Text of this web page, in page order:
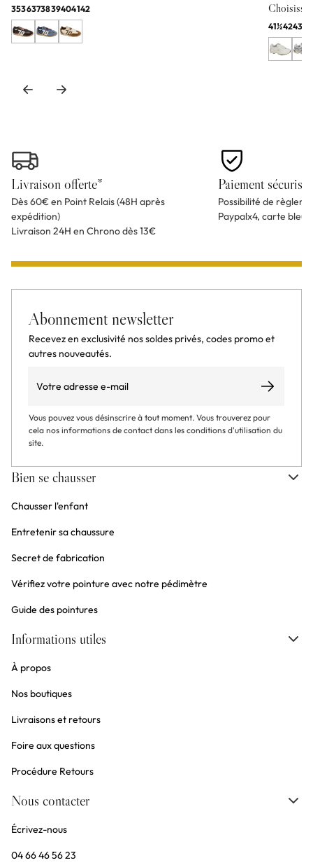
3536373839404142
41½4243
Livraison offerte*
Dès 60€ en Point Relais (48H après
expédition)
Livraison 24H en Chrono dès 13€
Paiement sécurisé
Possibilité de
Paypalx4, carte
Abonnement newsletter
Recevez en exclusivité nos soldes privés, codes promo et
autres nouveautés.
S’abonner
Vous pouvez vous désinscrire à tout moment. Vous trouverez pour
cela nos informations de contact dans les conditions d'utilisation du
site.
Bien se chausser
Chausser l'enfant
Entretenir sa chaussure
Secret de fabrication
Vérifiez votre pointure avec notre pédimètre
Guide des pointures
Informations utiles
À propos
Nos boutiques
Livraisons et retours
Foire aux questions
Procédure Retours
Nous contacter
Écrivez-nous
04 66 46 56 23